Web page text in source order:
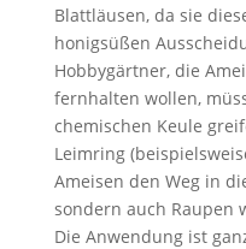
Blattläusen, da sie
honigsüßen
Hobbygärtner, die
fernhalten wollen,
chemischen Keule
Leimring
Ameisen den Weg in
sondern auch Raupen
Die Anwendung ist